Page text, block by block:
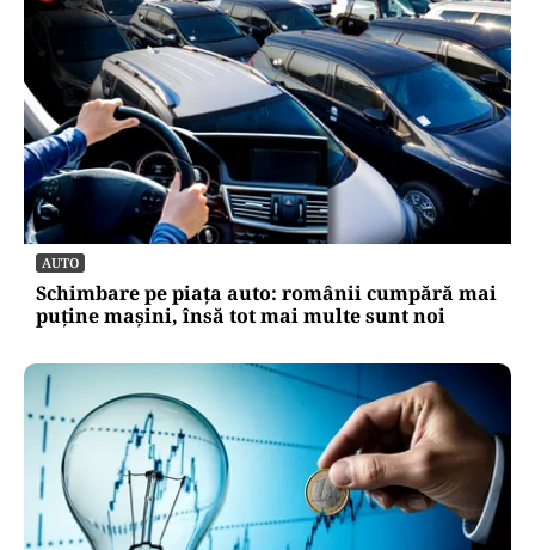
AUTO
Schimbare pe piața auto: românii cumpără mai
puține mașini, însă tot mai multe sunt noi